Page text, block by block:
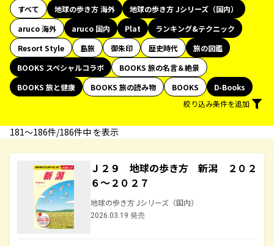
すべて 地球の歩き方 海外
地球の歩き方 Jシリーズ（国内）
aruco 海外
aruco 国内 Plat
ランキング&テクニック
Resort Style
島旅 御朱印 歴史時代
旅の図鑑
BOOKS スペシャルコラボ
BOOKS 旅の名言＆絶景
BOOKS 旅と健康
BOOKS 旅の読み物 BOOKS
D-Books
絞り込み条件を追加
181〜186件/186件中 を表示
Ｊ２９ 地球の歩き方 新潟 ２０２
６～２０２７
地球の歩き方 Jシリーズ（国内）
2026.03.19 発売